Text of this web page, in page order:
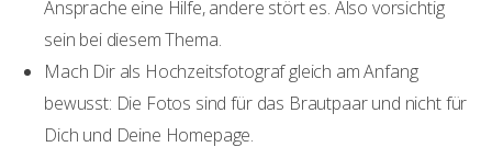
Ansprache eine Hilfe, andere stört es. Also vorsichtig
sein bei diesem Thema.
Mach Dir als Hochzeitsfotograf gleich am Anfang
bewusst: Die Fotos sind für das Brautpaar und nicht für
Dich und Deine Homepage.